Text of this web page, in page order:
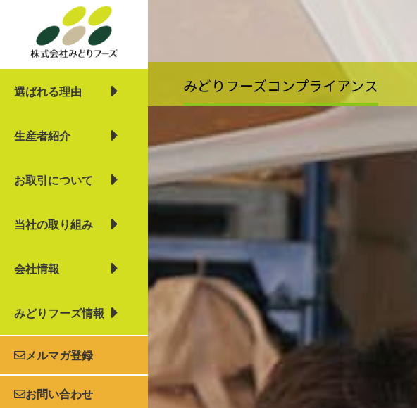
選ばれる理由
生産者紹介
お取引について
当社の取り組み
会社情報
みどりフーズ情報
メルマガ登録
お問い合わせ
みどりフーズコンプライアンス